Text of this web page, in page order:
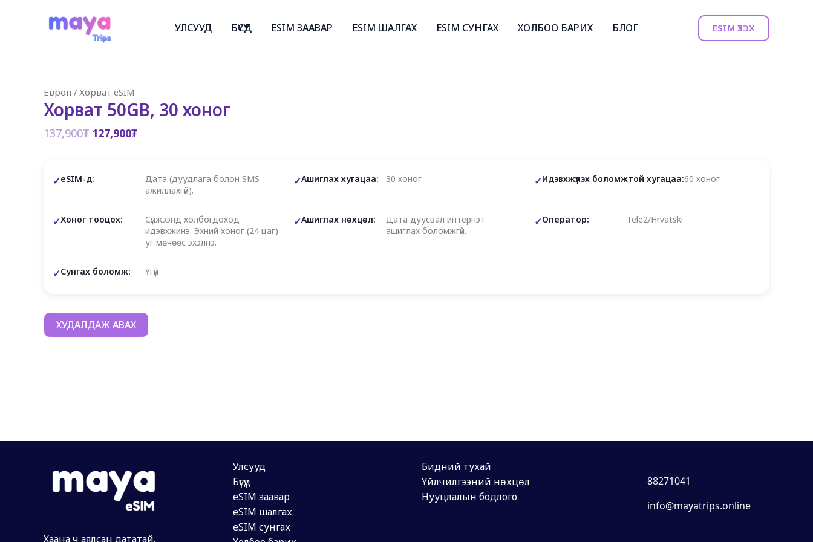
УЛСУУД БҮСҮҮД ESIM ЗААВАР ESIM ШАЛГАХ ESIM СУНГАХ ХОЛБОО БАРИХ БЛОГ ESIM ҮЗЭХ
Европ / Хорват eSIM
Хорват 50GB, 30 хоног
137,900₮ Original
137,900₮.
127,900₮Current
127,900₮.
eSIM-д:
Дата (дуудлага болон SMS
ажиллахгүй).
Ашиглах хугацаа: 30 хоног Идэвхжүүлэх боломжтой хугацаа:60 хоног
Хоног тооцох:
Сүлжээнд холбогдоход
идэвхжинэ. Эхний хоног (24 цаг)
уг мөчөөс эхэлнэ.
Ашиглах нөхцөл:
Дата дуусвал интернэт
ашиглах боломжгүй.
Оператор: Tele2/Hrvatski
Сунгах боломж: Үгүй
ХУДАЛДАЖ АВАХ
Хаана ч аялсан дататай.
Улсууд
Бүсүүд
eSIM заавар
eSIM шалгах
eSIM сунгах
Бидний тухай
Үйлчилгээний нөхцөл
Нууцлалын бодлого
88271041
info@mayatrips.online